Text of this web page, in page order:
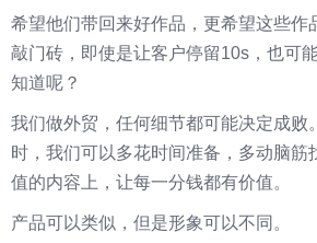
希望他们带回来好作品，更希望这些作
敲门砖，即使是让客户停留10s，也可
知道呢？
我们做外贸，任何细节都可能决定成败
时，我们可以多花时间准备，多动脑筋
值的内容上，让每一分钱都有价值。
产品可以类似，但是形象可以不同。